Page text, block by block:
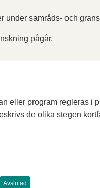
under samråds- och
pågår.
eller program regleras i
de olika stegen
Avslutad